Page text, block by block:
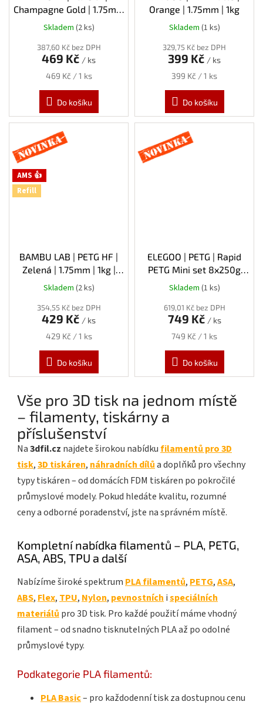
Champagne Gold | 1.75mm
| 1kg
Skladem (2 ks)
387,60 Kč bez DPH
469 Kč / ks
Měrná
469 Kč / 1 ks
Do košíku
Orange | 1.75mm | 1kg
Skladem (1 ks)
329,75 Kč bez DPH
399 Kč / ks
Měrná
399 Kč / 1 ks
Do košíku
Novinka
AMS 👍
Refill
BAMBU LAB | PETG HF |
Zelená | 1.75mm | 1kg |
Refill
Skladem (2 ks)
354,55 Kč bez DPH
429 Kč / ks
Měrná
429 Kč / 1 ks
Do košíku
Novinka
ELEGOO | PETG | Rapid
PETG Mini set 8x250g
varianta 2 | 1.75mm | 2kg
Skladem (1 ks)
619,01 Kč bez DPH
749 Kč / ks
Měrná
749 Kč / 1 ks
Do košíku
Vše pro 3D tisk na jednom místě
– filamenty, tiskárny a
příslušenství
Na3dfil.cz najdete širokou nabídkufilamentů pro 3D
tisk,3D tiskáren, náhradních dílůa doplňků pro všechny
typy tiskáren – od domácích FDM tiskáren po pokročilé
průmyslové modely. Pokud hledáte kvalitu, rozumné
ceny a odborné poradenství, jste na správném místě.
Kompletní nabídka filamentů – PLA, PETG,
ASA, ABS, TPU a další
Nabízíme široké spektrum PLA filamentů, PETG,ASA,
ABS, Flex, TPU, Nylon, pevnostních ispeciálních
materiálů pro 3D tisk. Pro každé použití máme vhodný
filament – od snadno tisknutelných PLA až po odolné
průmyslové typy.
Podkategorie PLA filamentů:
PLA Basic– pro každodenní tisk za dostupnou cenu